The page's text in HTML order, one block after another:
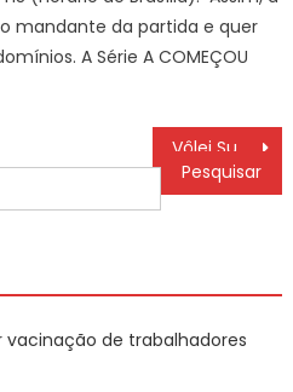
mandante da partida e quer
A Série A COMEÇOU
de trabalhadores